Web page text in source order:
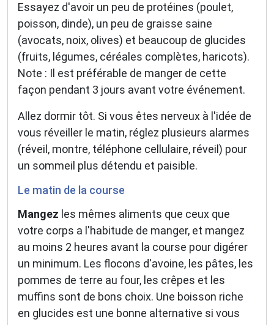
×
🚴‍♂️ Rejoignez la communauté des coureurs
et triathlètes passionnés
Rejoignez des milliers de sportifs passionnés et
recevez chaque mois :
✅ Des astuces de pros pour progresser plus vite
✅ Les dernières tendances matos & nutrition
✅ Des codes promo et bons planspartenaires
1 email / mois. Zéro spam. 100 % utile.
Email
Essayez d'avoir un peu de protéines (poulet,
poisson, dinde), un peu de graisse saine
(avocats, noix, olives) et beaucoup de glucides
(fruits, légumes, céréales complètes, haricots).
Note : Il est préférable de manger de cette
façon pendant 3 jours avant votre événement.
Allez dormir tôt. Si vous êtes nerveux à l'idée de
vous réveiller le matin, réglez plusieurs alarmes
(réveil, montre, téléphone cellulaire, réveil) pour
un sommeil plus détendu et paisible.
Le matin de la course
Mangez les mêmes aliments que ceux que
votre corps a l'habitude de manger, et mangez
au moins 2 heures avant la course pour digérer
un minimum. Les flocons d'avoine, les pâtes, les
pommes de terre au four, les crêpes et les
muffins sont de bons choix. Une boisson riche
en glucides est une bonne alternative si vous